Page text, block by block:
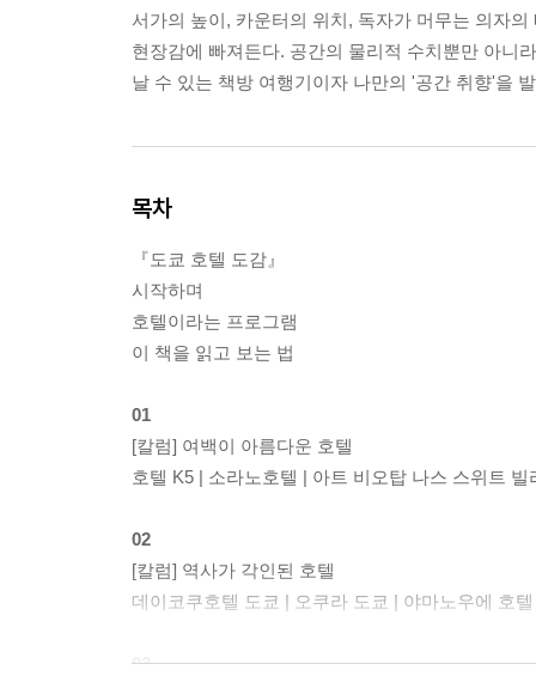
서가의 높이, 카운터의 위치, 독자가 머무는 의자
현장감에 빠져든다. 공간의 물리적 수치뿐만 아니
날 수 있는 책방 여행기이자 나만의 '공간 취향'을
목차
『도쿄 호텔 도감』
시작하며
호텔이라는 프로그램
이 책을 읽고 보는 법
01
[칼럼] 여백이 아름다운 호텔
호텔 K5 | 소라노호텔 | 아트 비오탑 나스 스위트 빌
02
[칼럼] 역사가 각인된 호텔
데이코쿠호텔 도쿄 | 오쿠라 도쿄 | 야마노우에 호
03